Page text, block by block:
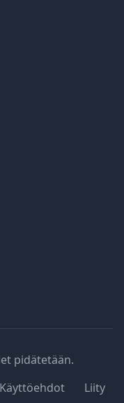
pidätetään.
Käyttöehdot
Liity